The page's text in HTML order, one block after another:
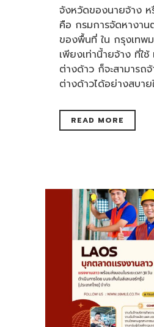
จังหวัดของนายจ้าง
คือ กรมการจัดหางาน
ของพื้นที่ ใน กรุงเทพ
เพียงเท่านี้ายจ้าง ที่ใช้
ต่างด้าว ก็จะสามารถ
ต่างด้าวได้อย่างส
READ MORE